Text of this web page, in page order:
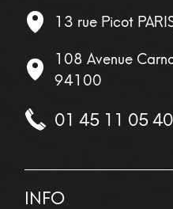
13 rue Picot
108 Avenue
94100
01 45 11 05 40
INFO